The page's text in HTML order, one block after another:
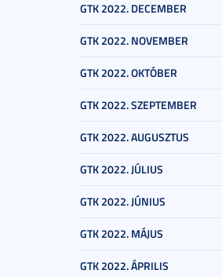
GTK 2022. DECEMBER
GTK 2022. NOVEMBER
GTK 2022. OKTÓBER
GTK 2022. SZEPTEMBER
GTK 2022. AUGUSZTUS
GTK 2022. JÚLIUS
GTK 2022. JÚNIUS
GTK 2022. MÁJUS
GTK 2022. ÁPRILIS